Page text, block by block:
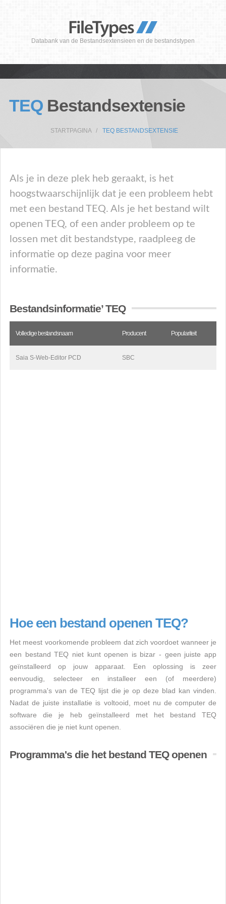
Databank van de Bestandsextensieen en de bestandstypen
TEQ Bestandsextensie
STARTPAGINA TEQ BESTANDSEXTENSIE
Als je in deze plek heb geraakt, is het
hoogstwaarschijnlijk dat je een probleem hebt
met een bestand TEQ. Als je het bestand wilt
openen TEQ, of een ander probleem op te
lossen met dit bestandstype, raadpleeg de
informatie op deze pagina voor meer
informatie.
Bestandsinformatie’ TEQ
Volledige bestandsnaam Producent Populariteit
Saia S-Web-Editor PCD SBC
Hoe een bestand openen TEQ?
Het meest voorkomende probleem dat zich voordoet wanneer je
een bestand TEQ niet kunt openen is bizar - geen juiste app
geïnstalleerd op jouw apparaat. Een oplossing is zeer
eenvoudig, selecteer en installeer een (of meerdere)
programma's van de TEQ lijst die je op deze blad kan vinden.
Nadat de juiste installatie is voltooid, moet nu de computer de
software die je heb geïnstalleerd met het bestand TEQ
associëren die je niet kunt openen.
Programma's die het bestand TEQ openen